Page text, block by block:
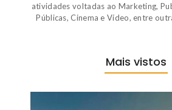
atividades voltadas ao Marketing,
Públicas, Cinema e Vídeo, entre
Mais vistos